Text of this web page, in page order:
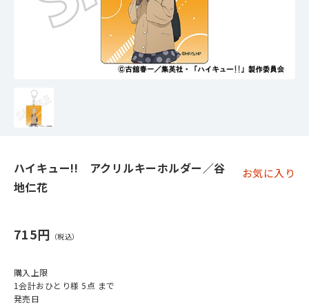
ハイキュー!! アクリルキーホルダー／谷
地仁花
お気に入り
715円
購入上限
1会計おひとり様 5点 まで
発売日